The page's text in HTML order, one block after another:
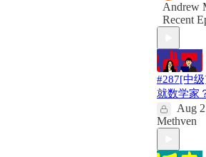
Andrew
Recent
#287[中
就数学家
Aug 2
Methven